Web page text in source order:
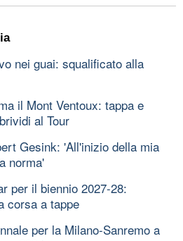
nei guai: squalificato alla
il Mont Ventoux: tappa e
al Tour
Gesink: 'All'inizio della mia
norma'
per il biennio 2027-28:
corsa a tappe
per la Milano-Sanremo a